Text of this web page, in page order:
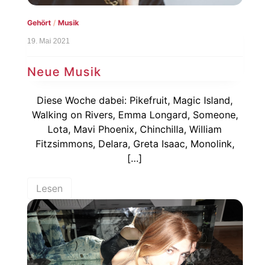
Gehört/ Musik
19. Mai 2021
Neue Musik
Diese Woche dabei: Pikefruit, Magic Island,
Walking on Rivers, Emma Longard, Someone,
Lota, Mavi Phoenix, Chinchilla, William
Fitzsimmons, Delara, Greta Isaac, Monolink,
[…]
Lesen